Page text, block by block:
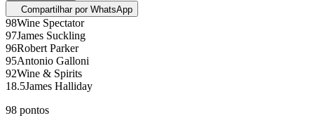
Compartilhar por WhatsApp
98Wine Spectator
97James Suckling
96Robert Parker
95Antonio Galloni
92Wine & Spirits
18.5James Halliday
98 pontos